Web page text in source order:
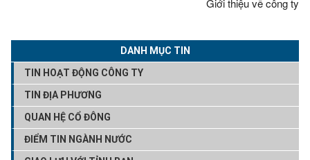
Giới thiệu về công ty
DANH MỤC TIN
TIN HOẠT ĐỘNG CÔNG TY
TIN ĐỊA PHƯƠNG
QUAN HỆ CỔ ĐÔNG
ĐIỂM TIN NGÀNH NƯỚC